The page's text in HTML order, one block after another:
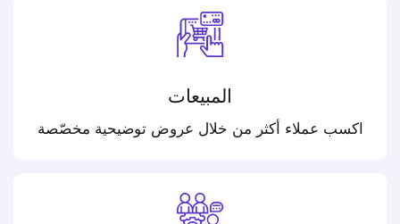
المبيعات
اكسب عملاء أكثر من خلال عروض توضيحية مخصّصة